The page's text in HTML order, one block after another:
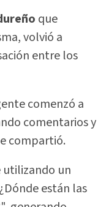
que
volvió a
entre los
comenzó a
comentarios y
compartió.
utilizando un
están las